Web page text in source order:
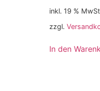
inkl. 19 %
zzgl.
In den